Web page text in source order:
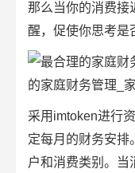
那么当你的消费接
醒，促使你思考是
采用imtoken进行
定每月的财务安排
户和消费类别。当